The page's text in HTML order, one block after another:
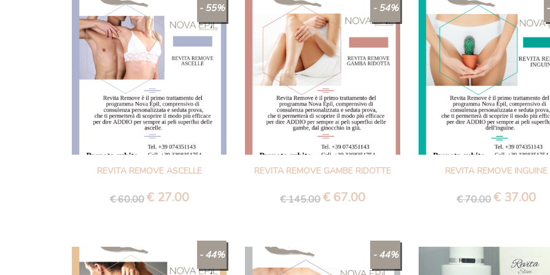
- 55%
REVITA REMOVE ASCELLE
€60.00Il
€ 60.00.
€27.00Il
€ 27.00.
- 54%
REVITA REMOVE GAMBE RIDOTTE
€145.00Il
€ 67.00Il
è:
€ 67.00.
REVITA REMOVE INGUINE
€70.00Il
€ 70.00.
€37.00Il
- 44% - 44%